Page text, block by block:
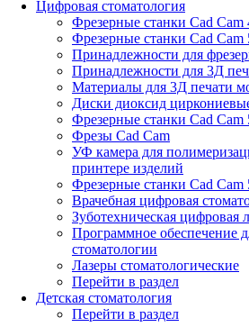
Цифровая стоматология
Фрезерные станки Cad
Фрезерные станки Cad
Принадлежности для
Принадлежности для 3Д
Материалы для 3Д печати
Диски диоксид
Фрезерные станки Cad
Фрезы Cad Cam
УФ камера для
принтере изделий
Фрезерные станки Cad Cam
Врачебная цифровая
Зуботехническая цифровая
Программное обеспечение
стоматологии
Лазеры стоматологические
Перейти в раздел
Детская стоматология
Перейти в раздел